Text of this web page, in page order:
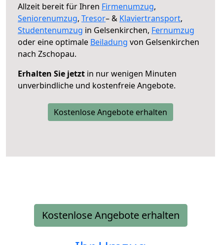
Allzeit bereit für Ihren Firmenumzug,
Seniorenumzug, Tresor– & Klaviertransport,
Studentenumzug in Gelsenkirchen, Fernumzug
oder eine optimale Beiladung von Gelsenkirchen
nach Zschopau.
Erhalten Sie jetzt in nur wenigen Minuten
unverbindliche und kostenfreie Angebote.
Kostenlose Angebote erhalten
Kostenlose Angebote erhalten